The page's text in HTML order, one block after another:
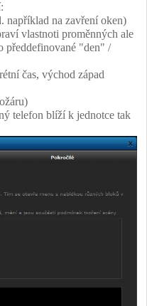
například na zavření oken)
vlastnoti proměnných ale
předdefinované "den" /
čas, východ západ
telefon blíží k jednotce tak